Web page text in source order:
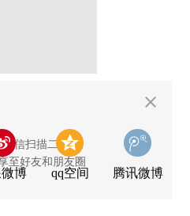
微信扫描二维码
至好友和朋友圈
博 qq空间 腾讯微博